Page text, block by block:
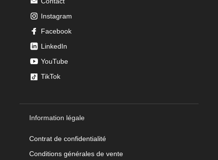
Instagram
Facebook
LinkedIn
YouTube
TikTok
Information légale
Contrat de confidentialité
Conditions générales de vente